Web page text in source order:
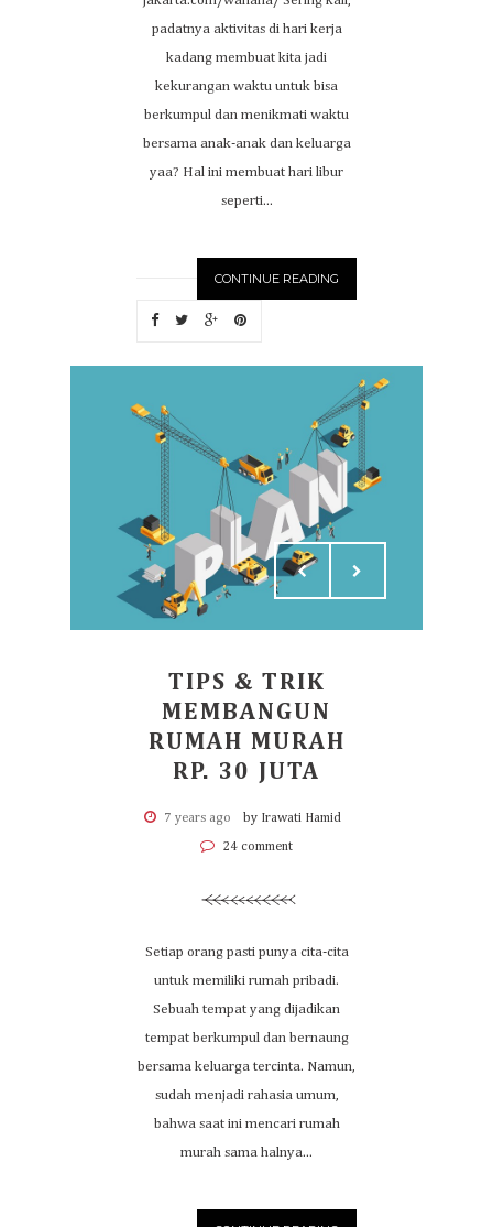
padatnya aktivitas di hari kerja
kadang membuat kita jadi
kekurangan waktu untuk bisa
berkumpul dan menikmati waktu
bersama anak-anak dan keluarga
yaa? Hal ini membuat hari libur
seperti...
CONTINUE READING
TIPS & TRIK
MEMBANGUN
RUMAH MURAH
RP. 30 JUTA
7 years ago by Irawati Hamid
24 comment
Setiap orang pasti punya cita-cita
untuk memiliki rumah pribadi.
Sebuah tempat yang dijadikan
tempat berkumpul dan bernaung
bersama keluarga tercinta. Namun,
sudah menjadi rahasia umum,
bahwa saat ini mencari rumah
murah sama halnya...